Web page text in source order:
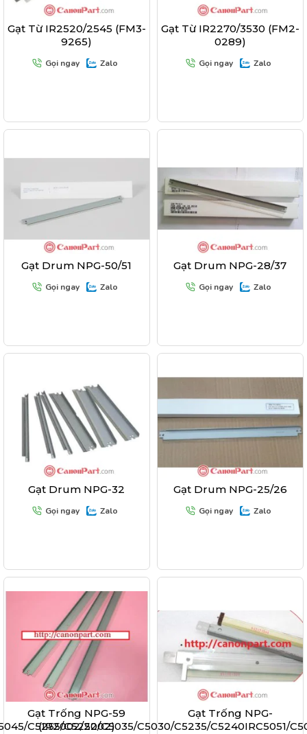
Gạt Từ IR2520/2545 (FM3-
9265)
Gọi ngay Zalo
Gạt Từ IR2270/3530 (FM2-
0289)
Gọi ngay Zalo
Gạt Drum NPG-50/51
Gọi ngay Zalo
Gạt Drum NPG-28/37
Gọi ngay Zalo
Gạt Drum NPG-32
Gọi ngay Zalo
Gạt Drum NPG-25/26
Gọi ngay Zalo
Gạt Trống NPG-59
(IR2002/2202)
Gạt Trống NPG-
C5255/C5250/C5035/C5030/C5235/C5240IRC5051/